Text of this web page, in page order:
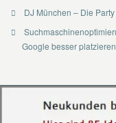
DJ München – Die
Google besser platzieren